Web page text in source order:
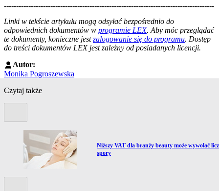
--------------------------------------------------------------------------------------
Linki w tekście artykułu mogą odsyłać bezpośrednio do
odpowiednich dokumentów w programie LEX. Aby móc przeglądać
te dokumenty, konieczne jestzalogowanie się do programu. Dostęp
do treści dokumentów LEX jest zależny od posiadanych licencji.
Autor:
Monika Pogroszewska
Czytaj także
Przejdź do artykułu:
Niższy VAT dla branży beauty może wywołać
spory